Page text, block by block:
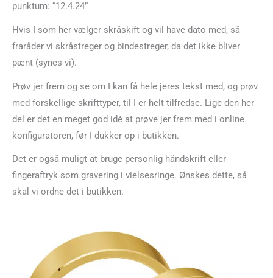
punktum: “12.4.24”
Hvis I som her vælger skråskift og vil have dato med, så
fraråder vi skråstreger og bindestreger, da det ikke bliver
pænt (synes vi).
Prøv jer frem og se om I kan få hele jeres tekst med, og prøv
med forskellige skrifttyper, til I er helt tilfredse. Lige den her
del er det en meget god idé at prøve jer frem med i online
konfiguratoren, før I dukker op i butikken.
Det er også muligt at bruge personlig håndskrift eller
fingeraftryk som gravering i vielsesringe. Ønskes dette, så
skal vi ordne det i butikken.